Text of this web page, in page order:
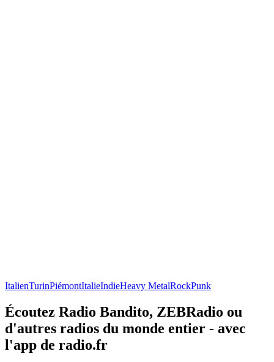
ItalienTurinPiémontItalieIndieHeavy MetalRockPunk
Écoutez Radio Bandito, ZEBRadio ou
d'autres radios du monde entier - avec
l'app de radio.fr